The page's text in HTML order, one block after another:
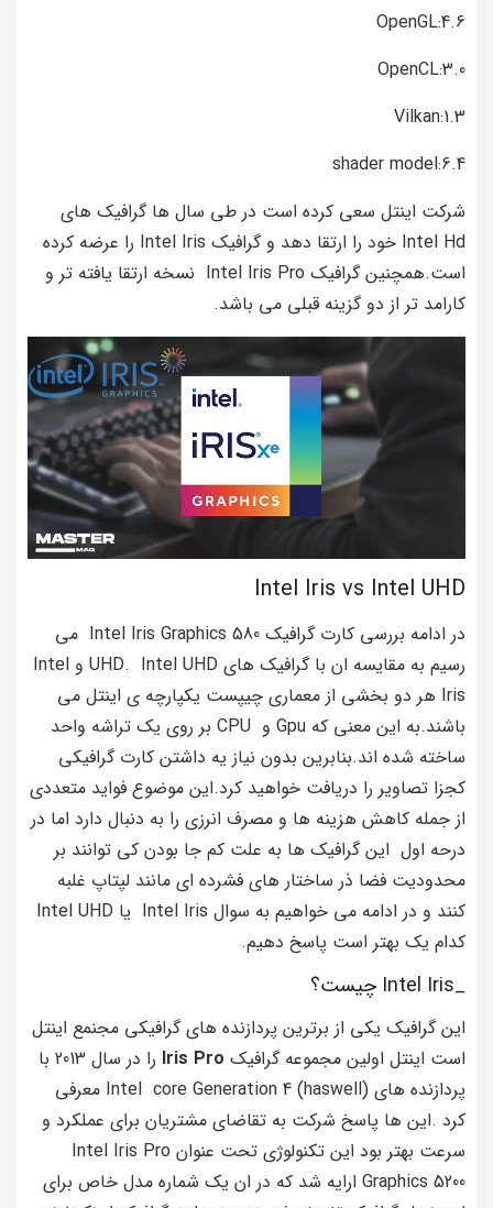
OpenGL:4.6
OpenCL:3.0
Vilkan:1.3
shader model:6.4
شرکت اینتل سعی کرده است در طی سال ها گرافیک های
Intel Hd خود را ارتقا دهد و گرافیک Intel Iris را عرضه کرده
است.همچنین گرافیک Intel Iris Pro نسخه ارتقا یافته تر و
کارامد تر از دو گزینه قبلی می باشد.
Intel Iris vs Intel UHD
در ادامه بررسی کارت گرافیک Intel Iris Graphics 580 می
رسیم به مقایسه ان با گرافیک های UHD. Intel UHD و Intel
Iris هر دو بخشی از معماری چیپست یکپارچه ی اینتل می
باشند.به این معنی که Gpu و CPU بر روی یک تراشه واحد
ساخته شده اند.بنابرین بدون نیاز یه داشتن کارت گرافیکی
کجزا تصاویر را دریافت خواهید کرد.این موضوع فواید متعددی
از جمله کاهش هزینه ها و مصرف انرزی را به دنبال دارد اما در
درحه اول این گرافیک ها به علت کم جا بودن کی توانند بر
محدودیت فضا ذر ساختار های فشرده ای مانند لپتاپ غلبه
کدام یک بهتر است پاسخ دهیم.
_Intel Iris چیست؟
این گرافیک یکی از برترین پردازنده های گرافیکی مجنمع اینتل
است اینتل اولین مجموعه گرافیک Iris Pro
را در سال 2013 با
پردازنده های Intel core Generation 4 (haswell) معرفی
کرد .این ها پاسخ شرکت به تقاضای مشتریان برای عملکرد و
سرعت بهتر بود این تکنولوژی تحت عنوان Intel Iris Pro
Graphics 5200 ارایه شد که در ان یک شماره مدل خاص برای